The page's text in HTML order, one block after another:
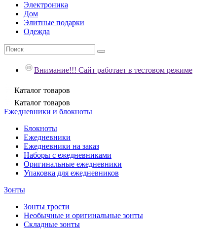
Электроника
Дом
Элитные подарки
Одежда
Внимание!!! Сайт работает в тестовом режиме
Каталог товаров
Каталог товаров
Ежедневники и блокноты
Блокноты
Ежедневники
Ежедневники на заказ
Наборы с ежедневниками
Оригинальные ежедневники
Упаковка для ежедневников
Зонты
Зонты трости
Необычные и оригинальные зонты
Складные зонты